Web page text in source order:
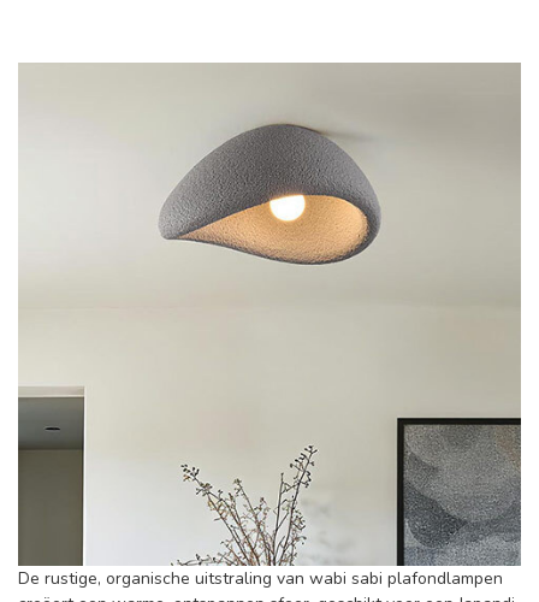
De rustige, organische uitstraling van wabi sabi plafondlampen